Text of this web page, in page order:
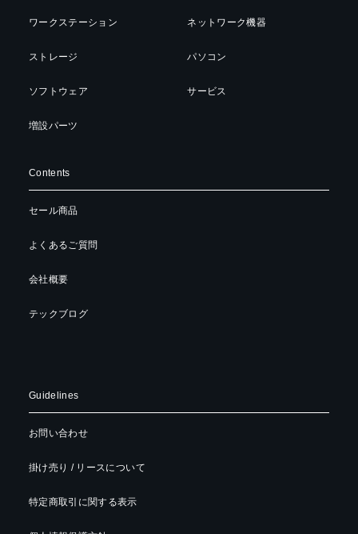
ワークステーション
ストレージ
ソフトウェア
増設パーツ
ネットワーク機器
パソコン
サービス
Contents
セール商品
よくあるご質問
会社概要
テックブログ
Guidelines
お問い合わせ
掛け売り / リースについて
特定商取引に関する表示